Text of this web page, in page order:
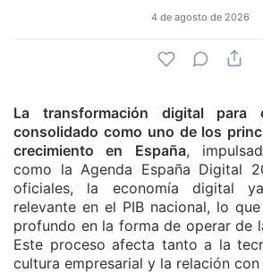
4 de agosto de 2026
La transformación digital para
consolidado como uno de los
crecimiento en España,
como la Agenda España Digital
oficiales, la economía digital
relevante en el PIB nacional, lo
profundo en la forma de operar de
Este proceso afecta tanto a la
cultura empresarial y la relación